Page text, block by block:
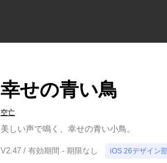
幸せの青い鳥
空亡
美しい声で鳴く、幸せの青い小鳥。
V2.47 / 有効期間 - 期限なし iOS 26デザイン